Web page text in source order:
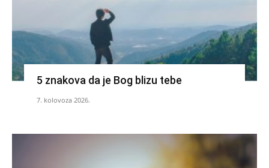
5 znakova da je Bog blizu tebe
7. kolovoza 2026.